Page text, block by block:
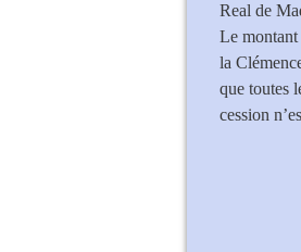
Real de
Le
la
que toutes
cession